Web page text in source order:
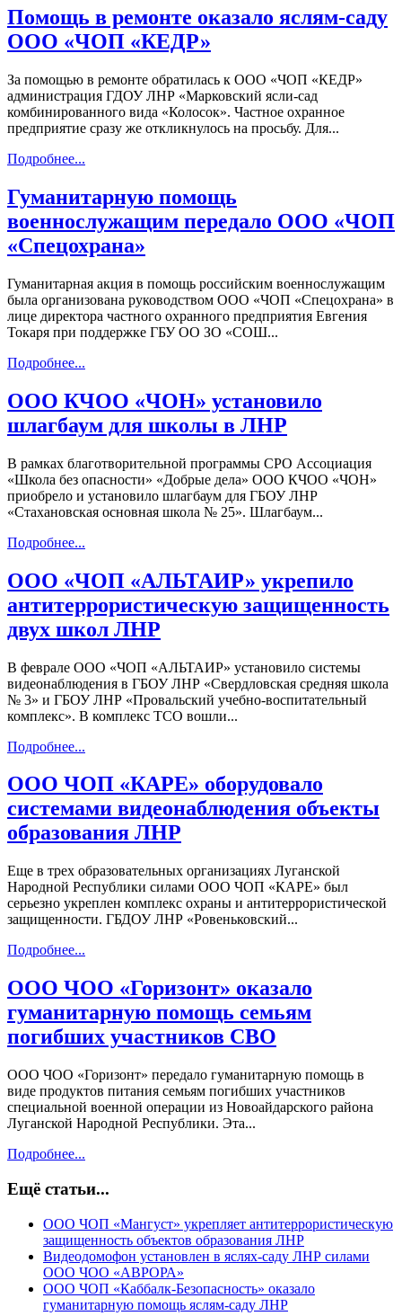
Помощь в ремонте оказало яслям-саду
ООО «ЧОП «КЕДР»
За помощью в ремонте обратилась к ООО «ЧОП «КЕДР»
администрация ГДОУ ЛНР «Марковский ясли-сад
комбинированного вида «Колосок». Частное охранное
предприятие сразу же откликнулось на просьбу. Для...
Подробнее...
Гуманитарную помощь
военнослужащим передало ООО «ЧОП
«Спецохрана»
Гуманитарная акция в помощь российским военнослужащим
была организована руководством ООО «ЧОП «Спецохрана» в
лице директора частного охранного предприятия Евгения
Токаря при поддержке ГБУ ОО ЗО «СОШ...
Подробнее...
ООО КЧОО «ЧОН» установило
шлагбаум для школы в ЛНР
В рамках благотворительной программы СРО Ассоциация
«Школа без опасности» «Добрые дела» ООО КЧОО «ЧОН»
приобрело и установило шлагбаум для ГБОУ ЛНР
«Стахановская основная школа № 25». Шлагбаум...
Подробнее...
ООО «ЧОП «АЛЬТАИР» укрепило
антитеррористическую защищенность
двух школ ЛНР
В феврале ООО «ЧОП «АЛЬТАИР» установило системы
видеонаблюдения в ГБОУ ЛНР «Свердловская средняя школа
№ 3» и ГБОУ ЛНР «Провальский учебно-воспитательный
комплекс». В комплекс ТСО вошли...
Подробнее...
ООО ЧОП «КАРЕ» оборудовало
системами видеонаблюдения объекты
образования ЛНР
Еще в трех образовательных организациях Луганской
Народной Республики силами ООО ЧОП «КАРЕ» был
серьезно укреплен комплекс охраны и антитеррористической
защищенности. ГБДОУ ЛНР «Ровеньковский...
Подробнее...
ООО ЧОО «Горизонт» оказало
гуманитарную помощь семьям
погибших участников СВО
ООО ЧОО «Горизонт» передало гуманитарную помощь в
виде продуктов питания семьям погибших участников
специальной военной операции из Новоайдарского района
Луганской Народной Республики. Эта...
Подробнее...
Ещё статьи...
ООО ЧОП «Мангуст» укрепляет антитеррористическую
защищенность объектов образования ЛНР
Видеодомофон установлен в яслях-саду ЛНР силами
ООО ЧОО «АВРОРА»
ООО ЧОП «Каббалк-Безопасность» оказало
гуманитарную помощь яслям-саду ЛНР